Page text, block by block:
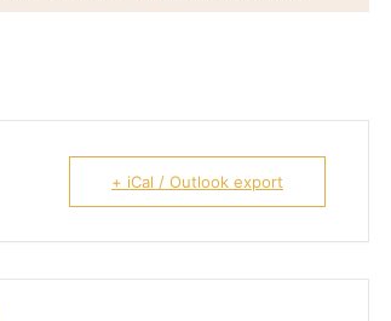
+ iCal / Outlook export